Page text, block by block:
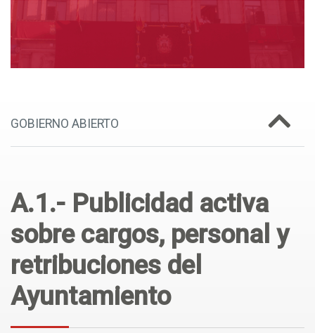
GOBIERNO ABIERTO
A.1.- Publicidad activa
sobre cargos, personal y
retribuciones del
Ayuntamiento